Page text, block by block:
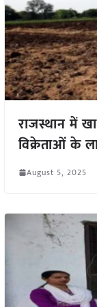
राजस्थान में
विक्रेताओं के
August 5, 2025